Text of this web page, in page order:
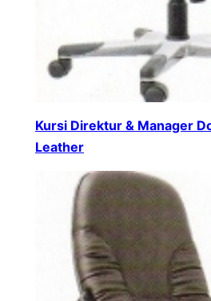
Kursi Direktur & Manager
Leather